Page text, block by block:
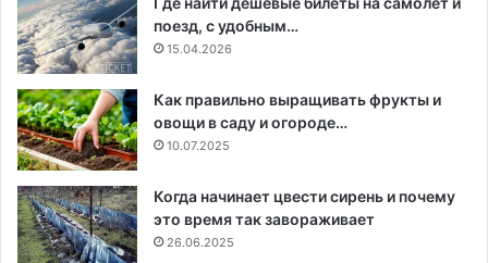
поезд, с удобным…
15.04.2026
Как правильно выращивать фрукты и
овощи в саду и огороде…
10.07.2025
Когда начинает цвести сирень и почему
это время так завораживает
26.06.2025